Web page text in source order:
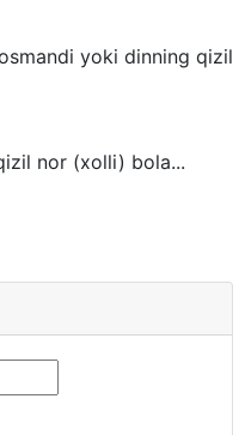
yoki dinning qizil
nor (xolli) bola...